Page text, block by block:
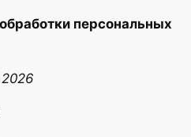
персональных